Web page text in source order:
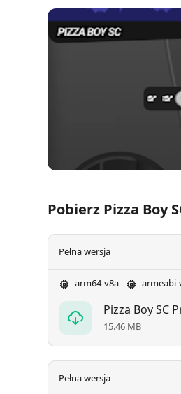
kompatybilności,
tych, którzy chcą na
Pobierz Pizza Boy
Pełna wersja
arm64-v8a armeabi-
Pizza Boy SC
15.46 MB
Pełna wersja